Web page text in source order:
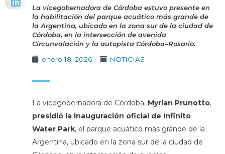
La vicegobernadora de Córdoba estuvo presente en
la habilitación del parque acuático más grande de
la Argentina, ubicado en la zona sur de la ciudad de
Córdoba, en la intersección de avenida
Circunvalación y la autopista Córdoba–Rosario.
enero 18, 2026
NOTICIAS
La vicegobernadora de Córdoba, Myrian Prunotto,
presidió la inauguración oficial de Infinito
Water Park, el parque acuático más grande de la
Argentina, ubicado en la zona sur de la ciudad de